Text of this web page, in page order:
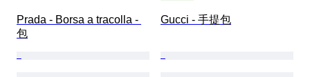
Prada - Borsa a tracolla -
包
Gucci - 手提包